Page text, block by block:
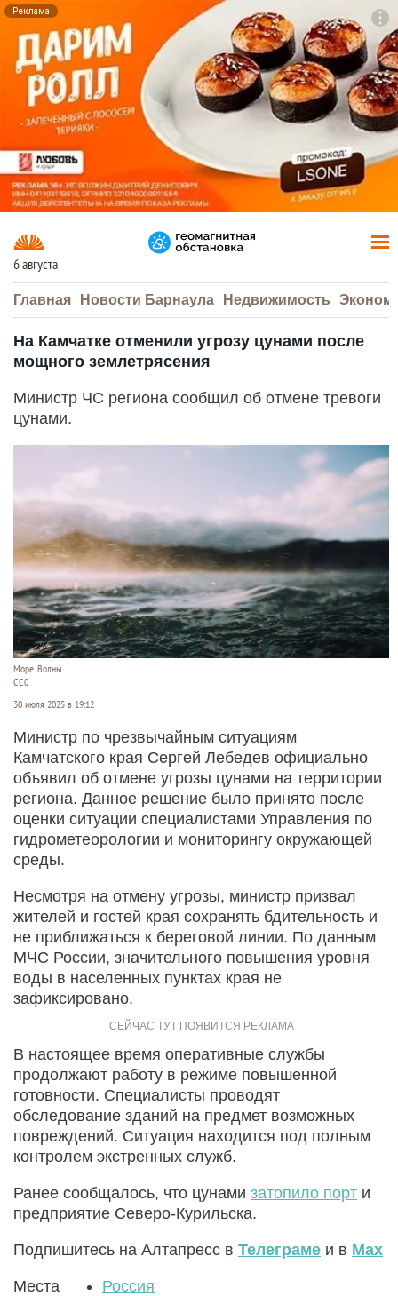
Реклама
6 августа
Главная Новости Барнаула Недвижимость
На Камчатке отменили угрозу цунами после
мощного землетрясения
Министр ЧС региона сообщил об отмене тревоги
цунами.
Море. Волны.
СС0
30 июля 2025 в 19:12
Министр по чрезвычайным ситуациям
Камчатского края Сергей Лебедев официально
объявил об отмене угрозы цунами на территории
региона. Данное решение было принято после
оценки ситуации специалистами Управления по
гидрометеорологии и мониторингу окружающей
среды.
Несмотря на отмену угрозы, министр призвал
жителей и гостей края сохранять бдительность и
не приближаться к береговой линии. По данным
МЧС России, значительного повышения уровня
воды в населенных пунктах края не
зафиксировано.
В настоящее время оперативные службы
продолжают работу в режиме повышенной
готовности. Специалисты проводят
обследование зданий на предмет возможных
повреждений. Ситуация находится под полным
контролем экстренных служб.
Ранее сообщалось, что цунами затопило порт и
предприятие Северо-Курильска.
Подпишитесь на Алтапресс в Телеграме и в Max
Места Россия